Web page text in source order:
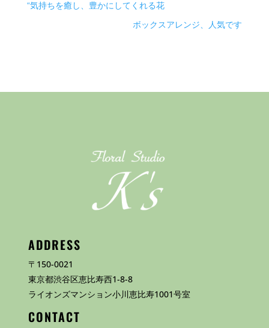
“気持ちを癒し、豊かにしてくれる花
ボックスアレンジ、人気です
ADDRESS
〒150-0021
東京都渋谷区恵比寿西1-8-8
ライオンズマンション小川恵比寿1001号室
CONTACT